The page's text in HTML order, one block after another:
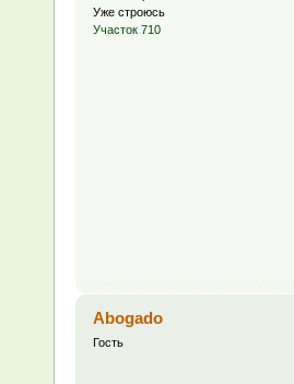
Уже строюсь
Участок 710
Abogado
Гость